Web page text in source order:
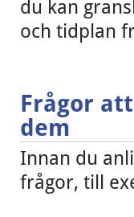
du kan
och tidplan
Frågor
dem
Innan du
frågor, till